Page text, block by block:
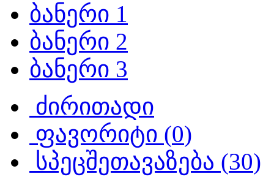
ბანერი 1
ბანერი 2
ბანერი 3
ძირითადი
ფავორიტი (0)
სპეცშეთავაზება (30)